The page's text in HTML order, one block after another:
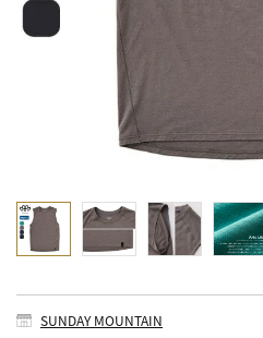
SUNDAY MOUNTAIN